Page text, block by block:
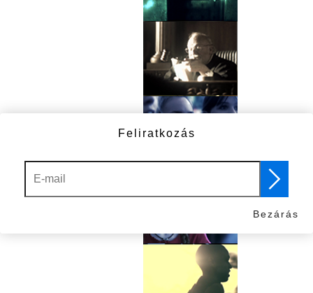
Feliratkozás
Bezárás